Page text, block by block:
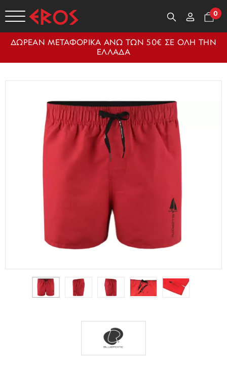
0
ΔΩΡΕΑΝ ΜΕΤΑΦΟΡΙΚΑ ΑΝΩ ΤΩΝ 50€ ΣΕ ΟΛΗ ΤΗΝ
ΕΛΛΑΔΑ